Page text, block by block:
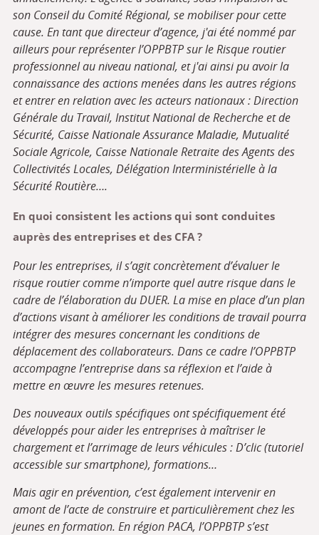
son Conseil du Comité Régional, se mobiliser pour cette
cause. En tant que directeur d’agence, j'ai été nommé par
ailleurs pour représenter l’OPPBTP sur le Risque routier
professionnel au niveau national, et j'ai ainsi pu avoir la
connaissance des actions menées dans les autres régions
et entrer en relation avec les acteurs nationaux : Direction
Générale du Travail, Institut National de Recherche et de
Sécurité, Caisse Nationale Assurance Maladie, Mutualité
Sociale Agricole, Caisse Nationale Retraite des Agents des
Collectivités Locales, Délégation Interministérielle à la
Sécurité Routière….
En quoi consistent les actions qui sont conduites
auprès des entreprises et des CFA ?
Pour les entreprises, il s’agit concrètement d’évaluer le
risque routier comme n’importe quel autre risque dans le
cadre de l’élaboration du DUER. La mise en place d’un plan
d’actions visant à améliorer les conditions de travail pourra
intégrer des mesures concernant les conditions de
déplacement des collaborateurs. Dans ce cadre l’OPPBTP
accompagne l’entreprise dans sa réflexion et l’aide à
mettre en œuvre les mesures retenues.
Des nouveaux outils spécifiques ont spécifiquement été
développés pour aider les entreprises à maîtriser le
chargement et l’arrimage de leurs véhicules : D’clic (tutoriel
accessible sur smartphone), formations…
Mais agir en prévention, c’est également intervenir en
amont de l’acte de construire et particulièrement chez les
jeunes en formation. En région PACA, l’OPPBTP s’est